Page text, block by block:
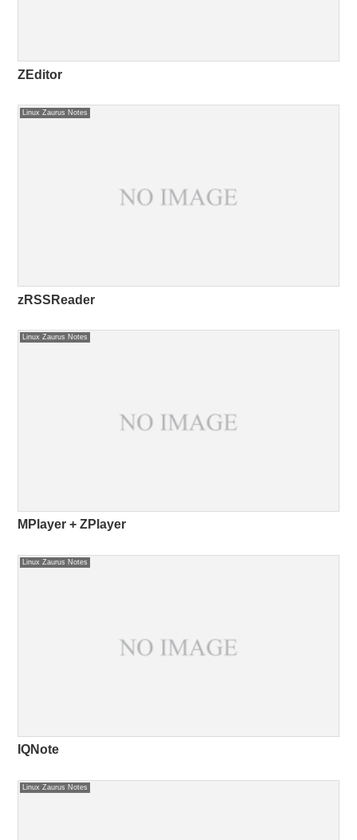
ZEditor
Linux Zaurus Notes
zRSSReader
Linux Zaurus Notes
MPlayer + ZPlayer
Linux Zaurus Notes
IQNote
Linux Zaurus Notes